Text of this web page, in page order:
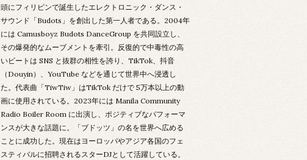
頭にフィリピンで誕生したエレクトロニック・ダンス・
サウンド「Budots」を創出した第一人者である。2004年
には Camusboyz Budots DanceGroup を共同設立し、
その爆発的なムーブメントを牽引。反復的で中毒性の高
いビートは SNS と抜群の相性を誇り、TikTok、抖音
（Douyin）、YouTube などを通じて世界中へ浸透し
た。代表曲「TiwTiw」はTikTok だけで 5万本以上の動
画に使用されている。2023年には Manila Community
Radio Boiler Room に出演し、ポジティブなパフォーマ
ンスが大きな話題に。「ブドッツ」の名を世界へ広める
ことに成功した。現在はヨーロッパやアジア各国のフェ
スティバルに招聘されるスターDJとして活躍している。